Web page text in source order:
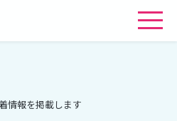
情報を掲載します